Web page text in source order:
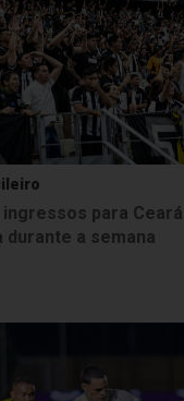
para
durante a semana